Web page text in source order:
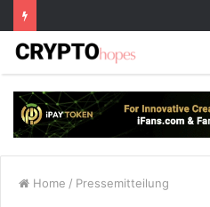
Home / Pressemitteilung